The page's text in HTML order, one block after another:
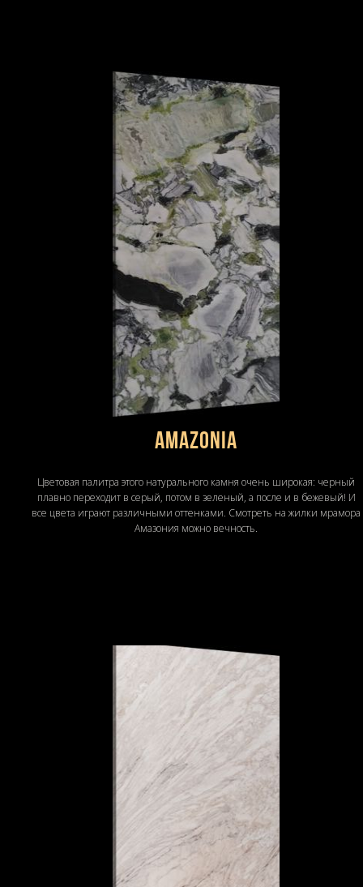
Amazonia
Цветовая палитра этого натурального камня очень широкая: черный
плавно переходит в серый, потом в зеленый, а после и в бежевый! И
все цвета играют различными оттенками. Смотреть на жилки мрамора
Амазония можно вечность.